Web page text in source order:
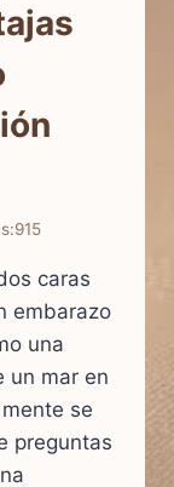
915
caras
embarazo
una
un mar en
se
preguntas